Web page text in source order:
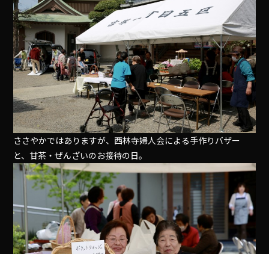
ささやかではありますが、西林寺婦人会による手作りバザー
と、甘茶・ぜんざいのお接待の日｡